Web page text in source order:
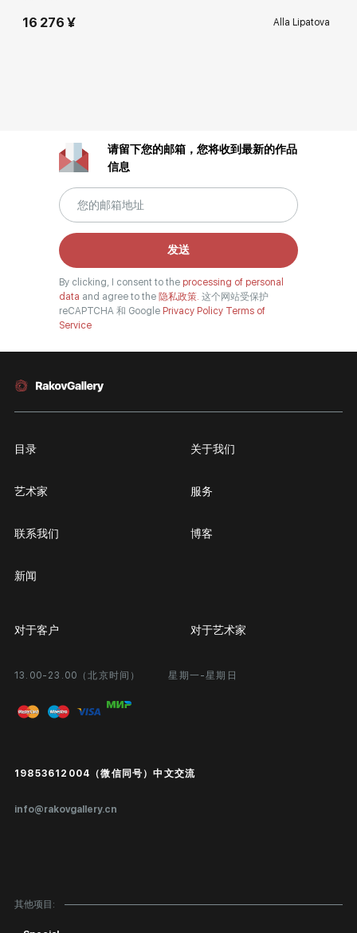
16 276 ¥ Alla Lipatova
请留下您的邮箱，您将收到最新的作品
信息
发送
By clicking, I consent to the processing of personal
data and agree to the 隐私政策. 这个网站受保护
reCAPTCHA 和 Google Privacy Policy Terms of
Service
13.00-23.00（北京时间） 星期一-星期日
info@rakovgallery.cn
19853612004（微信同号）中文交流
目录
艺术家
联系我们
新闻
关于我们
服务
博客
其他项目:
对于客户
个人专区
问题和回答问题
Public offer
对于艺术家
合作
画廊展览